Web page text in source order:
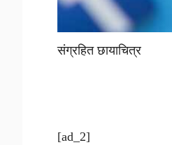
संग्रहित छायाचित्र
[ad_2]